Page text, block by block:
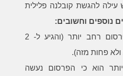
להגשת קובלנה פלילית
נוספים וחשובים:
האחד, הוכחה כי הפרסום רחב יותר (והגיע ל- 2
פחות מזה).
הוא כי הפרסום נעשה